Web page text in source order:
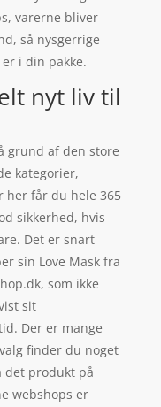
varerne bliver
så nysgerrige
i din pakke.
nyt liv til
grund af den store
kategorier,
her får du hele 365
sikkerhed, hvis
Det er snart
sin Love Mask fra
som ikke
sit
Der er mange
finder du noget
det produkt på
webshops er